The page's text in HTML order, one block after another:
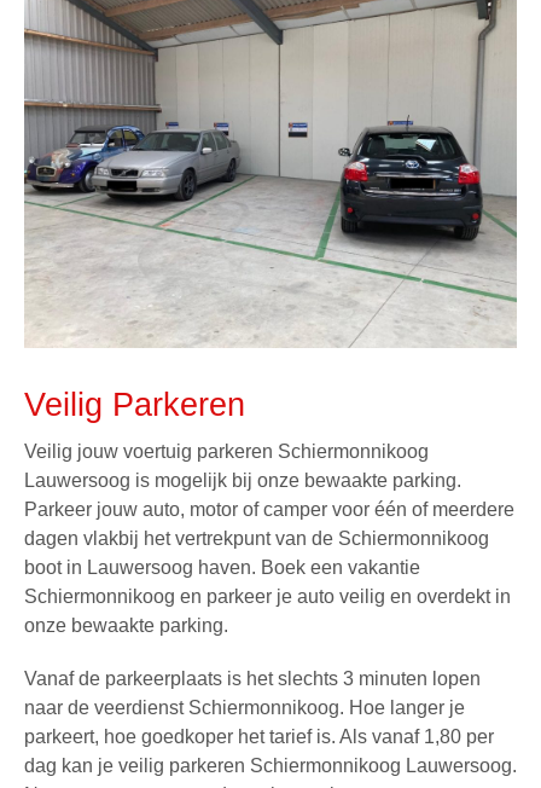
Veilig Parkeren
Veilig jouw voertuig parkeren Schiermonnikoog
Lauwersoog is mogelijk bij onze bewaakte parking.
Parkeer jouw auto, motor of camper voor één of meerdere
dagen vlakbij het vertrekpunt van de Schiermonnikoog
bootin Lauwersoog haven. Boek een vakantie
Schiermonnikoog en parkeer je auto veilig en overdekt in
onze bewaakte parking.
Vanaf de parkeerplaats is het slechts 3 minuten lopen
naar de veerdienst Schiermonnikoog. Hoe langer je
parkeert, hoe goedkoper het tarief is. Als vanaf 1,80 per
dag kan je veilig parkeren Schiermonnikoog Lauwersoog.